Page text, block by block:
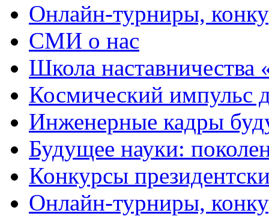
Онлайн-турниры,
СМИ о нас
Школа
Космический импульс
Инженерные кадры
Будущее науки:
Конкурсы
Онлайн-турниры,